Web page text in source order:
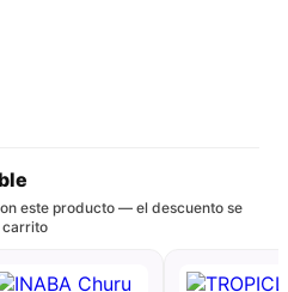
este producto — el descuento se
carrito